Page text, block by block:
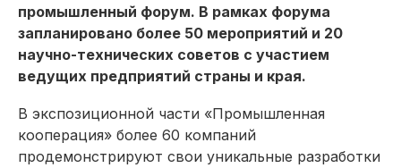
промышленный форум. В рамках форума
запланировано более 50 мероприятий и 20
научно-технических советов с участием
ведущих предприятий страны и края.
В экспозиционной части «Промышленная
кооперация» более 60 компаний
продемонстрируют свои уникальные разработки